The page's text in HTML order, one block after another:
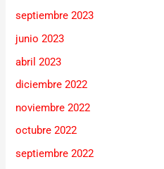
septiembre 2023
junio 2023
abril 2023
diciembre 2022
noviembre 2022
octubre 2022
septiembre 2022